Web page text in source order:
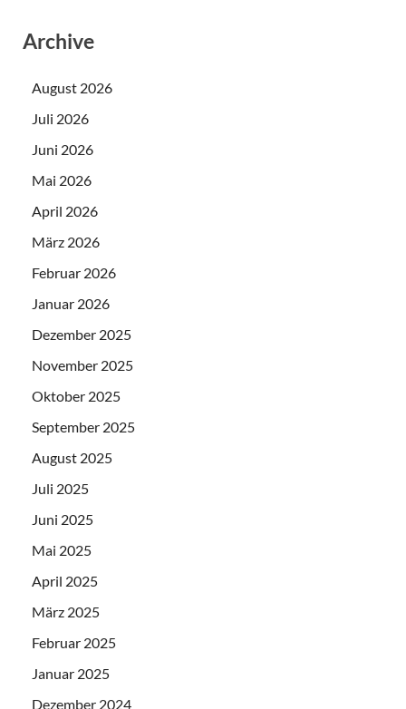
Archive
August 2026
Juli 2026
Juni 2026
Mai 2026
April 2026
März 2026
Februar 2026
Januar 2026
Dezember 2025
November 2025
Oktober 2025
September 2025
August 2025
Juli 2025
Juni 2025
Mai 2025
April 2025
März 2025
Februar 2025
Januar 2025
Dezember 2024